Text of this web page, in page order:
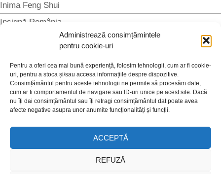
Administrează consimțămintele
pentru cookie-uri
Pentru a oferi cea mai bună experiență, folosim tehnologii, cum ar fi cookie-
uri, pentru a stoca și/sau accesa informațiile despre dispozitive.
Consimțământul pentru aceste tehnologii ne permite să procesăm date,
cum ar fi comportamentul de navigare sau ID-uri unice pe acest site. Dacă
nu îți dai consimțământul sau îți retragi consimțământul dat poate avea
afecte negative asupra unor anumite funcționalități și funcții.
ACCEPTĂ
REFUZĂ
Inima Feng Shui
Insignă România
Macul Feng Shui
Mandale
Măr Feng Shui
Melc / Melcul în Feng Shui
Pomul Vieții / Copacul Vieții